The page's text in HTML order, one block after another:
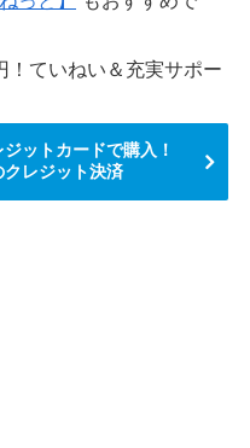
！ていねい＆充実サポー
ットカードで購入！
レジット決済